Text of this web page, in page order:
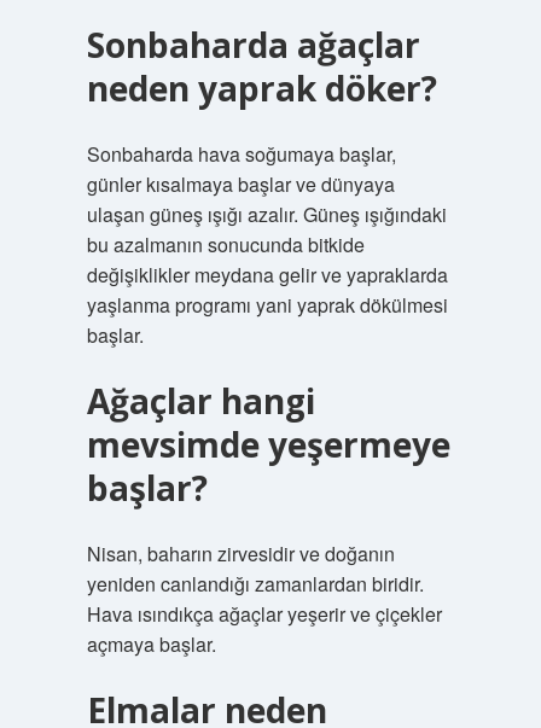
Sonbaharda ağaçlar
neden yaprak döker?
Sonbaharda hava soğumaya başlar,
günler kısalmaya başlar ve dünyaya
ulaşan güneş ışığı azalır. Güneş ışığındaki
bu azalmanın sonucunda bitkide
değişiklikler meydana gelir ve yapraklarda
yaşlanma programı yani yaprak dökülmesi
başlar.
Ağaçlar hangi
mevsimde yeşermeye
başlar?
Nisan, baharın zirvesidir ve doğanın
yeniden canlandığı zamanlardan biridir.
Hava ısındıkça ağaçlar yeşerir ve çiçekler
açmaya başlar.
Elmalar neden